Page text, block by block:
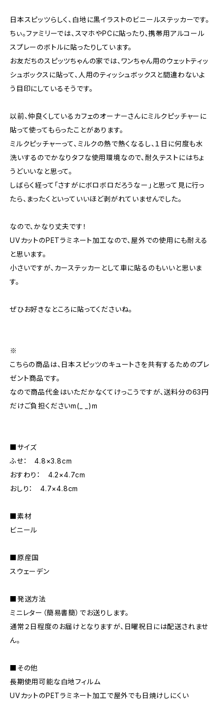
日本スピッツらしく、白地に黒イラストのビニールステッカーです。
ちぃ。ファミリーでは、スマホやPCに貼ったり、携帯用アルコール
スプレーのボトルに貼ったりしています。
お友だちのスピッツちゃんの家では、ワンちゃん用のウェットティッ
シュボックスに貼って、人用のティッシュボックスと間違わないよ
う目印にしているそうです。
以前、仲良くしているカフェのオーナーさんにミルクピッチャーに
貼って使ってもらったことがあります。
ミルクピッチャーって、ミルクの熱で熱くなるし、１日に何度も水
洗いするのでかなりタフな使用環境なので、耐久テストにはちょ
うどいいなと思って。
しばらく経って「さすがにボロボロだろうなー」と思って見に行っ
たら、まったくといっていいほど剥がれていませんでした。
なので、かなり丈夫です！
UVカットのPETラミネート加工なので、屋外での使用にも耐える
と思います。
小さいですが、カーステッカーとして車に貼るのもいいと思いま
す。
ぜひお好きなところに貼ってくださいね。
※
こちらの商品は、日本スピッツのキュートさを共有するためのプレ
ゼント商品です。
なので商品代金はいただかなくてけっこうですが、送料分の63円
だけご負担くださいm(_ _)m
■サイズ
ふせ： 4.8×3.8cm
おすわり： 4.2×4.7cm
おしり： 4.7×4.8cm
■素材
ビニール
■原産国
スウェーデン
■発送方法
ミニレター（簡易書簡）でお送りします。
通常２日程度のお届けとなりますが、日曜祝日には配送されませ
ん。
■その他
長期使用可能な白地フィルム
UVカットのPETラミネート加工で屋外でも日焼けしにくい